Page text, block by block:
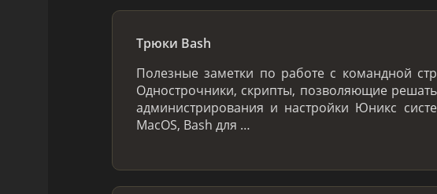
Трюки Bash
Полезные заметки по работе с командной
Однострочники, скрипты, позволяющие
администрирования и настройки Юникс
MacOS, Bash для …